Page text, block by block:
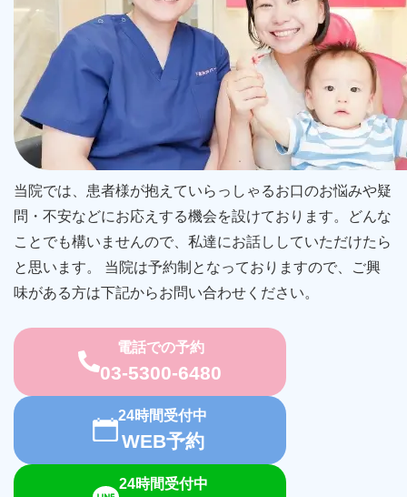
当院では、患者様が抱えていらっしゃるお口のお悩みや疑
問・不安などにお応えする機会を設けております。どんな
ことでも構いませんので、私達にお話ししていただけたら
と思います。 当院は予約制となっておりますので、ご興
味がある方は下記からお問い合わせください。
電話での予約
03-5300-6480
24時間受付中
WEB予約
24時間受付中